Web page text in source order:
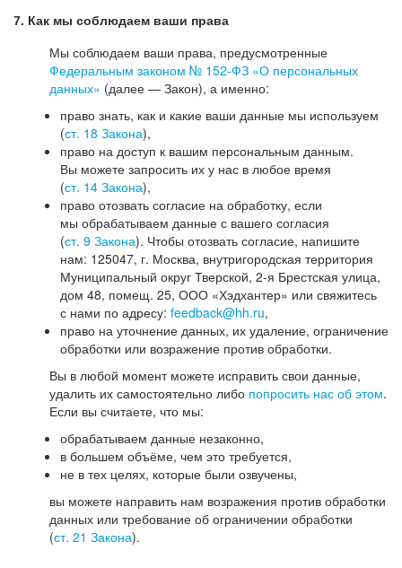
7. Как мы соблюдаем ваши права
Мы соблюдаем ваши права, предусмотренные
Федеральным законом № 152-ФЗ «О персональных
данных» (далее — Закон), а именно:
право знать, как и какие ваши данные мы используем
(ст. 18 Закона),
право на доступ к вашим персональным данным.
Вы можете запросить их у нас в любое время
(ст. 14 Закона),
право отозвать согласие на обработку, если
мы обрабатываем данные с вашего согласия
(ст. 9 Закона). Чтобы отозвать согласие, напишите
нам: 125047, г. Москва, внутригородская территория
Муниципальный округ Тверской, 2-я Брестская улица,
дом 48, помещ. 25, ООО «Хэдхантер» или свяжитесь
с нами по адресу: feedback@hh.ru,
право на уточнение данных, их удаление, ограничение
обработки или возражение против обработки.
Вы в любой момент можете исправить свои данные,
удалить их самостоятельно либо попросить нас об этом.
Если вы считаете, что мы:
обрабатываем данные незаконно,
в большем объёме, чем это требуется,
не в тех целях, которые были озвучены,
вы можете направить нам возражения против обработки
данных или требование об ограничении обработки
(ст. 21 Закона).